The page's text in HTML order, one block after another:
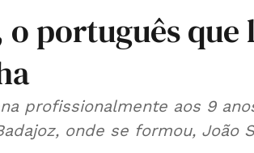
o português
profissionalmente aos 9
onde se formou, João